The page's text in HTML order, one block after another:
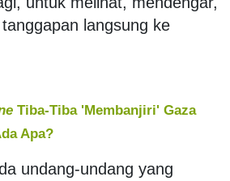
langsung ke
Tiba-Tiba 'Membanjiri' Gaza
Apa?
undang-undang yang